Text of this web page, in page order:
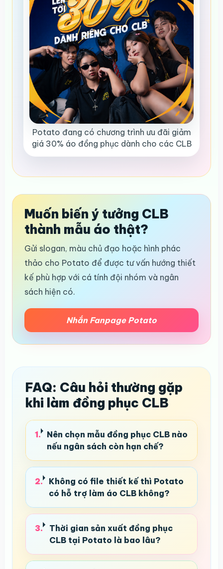
Potato đang có chương trình ưu đãi giảm
giá 30% áo đồng phục dành cho các CLB
Muốn biến ý tưởng CLB
thành mẫu áo thật?
Gửi slogan, màu chủ đạo hoặc hình phác
thảo cho Potato để được tư vấn hướng thiết
kế phù hợp với cá tính đội nhóm và ngân
sách hiện có.
Nhắn Fanpage Potato
FAQ: Câu hỏi thường gặp
khi làm đồng phục CLB
Nên chọn mẫu đồng phục CLB nào
nếu ngân sách còn hạn chế?
Không có file thiết kế thì Potato
có hỗ trợ làm áo CLB không?
Thời gian sản xuất đồng phục
CLB tại Potato là bao lâu?